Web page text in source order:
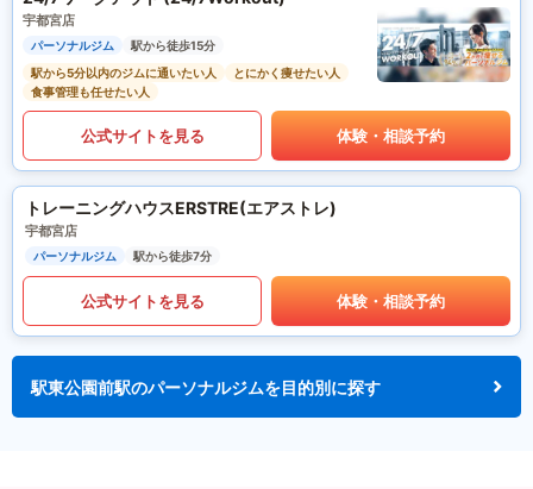
宇都宮店
パーソナルジム
駅から徒歩15分
駅から5分以内のジムに通いたい人
とにかく痩せたい人
食事管理も任せたい人
公式サイトを見る 体験・相談予約
トレーニングハウスERSTRE(エアストレ)
宇都宮店
パーソナルジム 駅から徒歩7分
公式サイトを見る 体験・相談予約
駅東公園前駅のパーソナルジムを目的別に探す